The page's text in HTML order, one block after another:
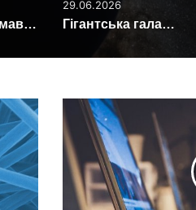
Скам’яніла мавпа з Єгипту змінює уявлення про витоки людей
29.06.2026
Гігантська галактика‑«лук і стріла» показала ударну хвилю в космосі
5
осіб
лише
може